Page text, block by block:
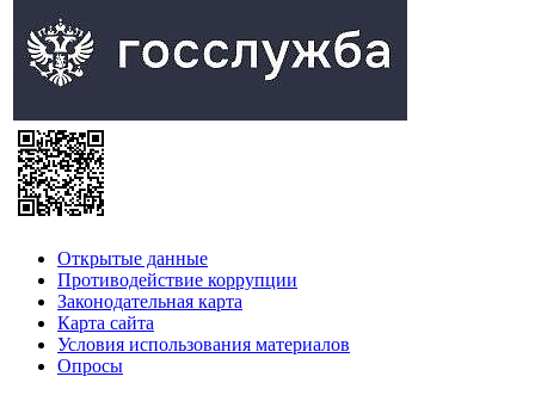
Открытые данные
Противодействие коррупции
Законодательная карта
Карта сайта
Условия использования материалов
Опросы